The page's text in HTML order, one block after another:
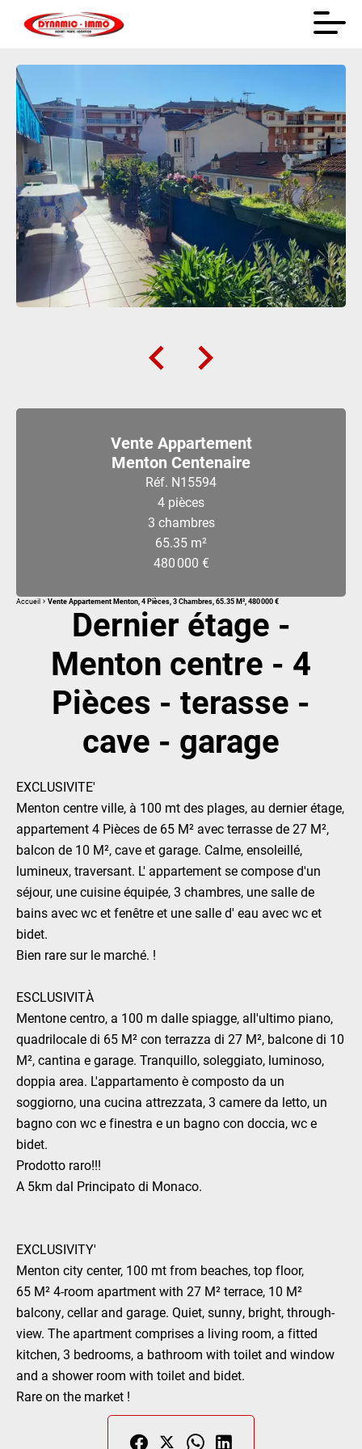
Vente Appartement
Menton Centenaire
Réf. N15594
4 pièces
3 chambres
65.35 m²
480 000 €
Accueil Vente Appartement Menton, 4 Pièces, 3 Chambres, 65.35 M², 480 000 €
Dernier étage -
Menton centre - 4
Pièces - terasse -
cave - garage
EXCLUSIVITE'
Menton centre ville, à 100 mt des plages, au dernier étage,
appartement 4 Pièces de 65 M² avec terrasse de 27 M²,
balcon de 10 M², cave et garage. Calme, ensoleillé,
lumineux, traversant. L' appartement se compose d'un
séjour, une cuisine équipée, 3 chambres, une salle de
bains avec wc et fenêtre et une salle d' eau avec wc et
bidet.
Bien rare sur le marché. !
ESCLUSIVITÀ
Mentone centro, a 100 m dalle spiagge, all'ultimo piano,
quadrilocale di 65 M² con terrazza di 27 M², balcone di 10
M², cantina e garage. Tranquillo, soleggiato, luminoso,
doppia area. L'appartamento è composto da un
soggiorno, una cucina attrezzata, 3 camere da letto, un
bagno con wc e finestra e un bagno con doccia, wc e
bidet.
Prodotto raro!!!
A 5km dal Principato di Monaco.
EXCLUSIVITY'
Menton city center, 100 mt from beaches, top floor,
65 M² 4-room apartment with 27 M² terrace, 10 M²
balcony, cellar and garage. Quiet, sunny, bright, through-
view. The apartment comprises a living room, a fitted
kitchen, 3 bedrooms, a bathroom with toilet and window
and a shower room with toilet and bidet.
Rare on the market !